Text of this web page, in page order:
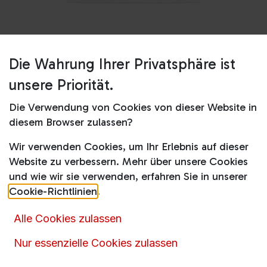
BM5DFT684427W
BM5DFT684427W
Produktdatenblatt
499,00€ inkl. MwSt.649,00 €
In den Warenkorb
Die Wahrung Ihrer Privatsphäre ist
unsere Priorität.
Die Verwendung von Cookies von dieser Website in
diesem Browser zulassen?
Wir verwenden Cookies, um Ihr Erlebnis auf dieser
Website zu verbessern. Mehr über unsere Cookies
und wie wir sie verwenden, erfahren Sie in unserer
Cookie-Richtlinien.
Alle Cookies zulassen
Nur essenzielle Cookies zulassen